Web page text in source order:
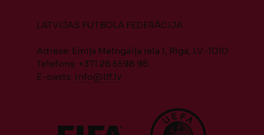
LATVIJAS FUTBOLA FEDERĀCIJA
Adrese: Emiļa Melngaiļa iela 1, Rīga, LV-1010
Telefons: +371 28 5598 98
E-pasts: info@lff.lv